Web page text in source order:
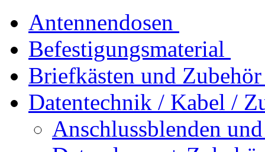
Antennendosen
Befestigungsmaterial
Briefkästen und Zubehör
Datentechnik / Kabel /
Anschlussblenden